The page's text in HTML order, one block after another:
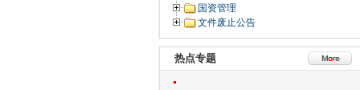
国资管理
文件废止公告
热点专题